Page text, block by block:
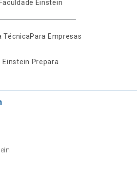
Faculdade Einstein
TécnicaPara Empresas
Einstein Prepara